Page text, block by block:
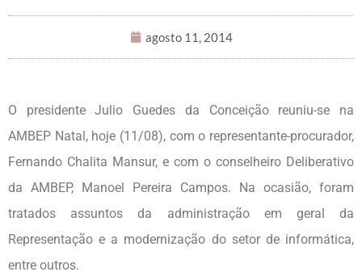
agosto 11, 2014
O presidente Julio Guedes da Conceição reuniu-se na
AMBEP Natal, hoje (11/08), com o representante-procurador,
Fernando Chalita Mansur, e com o conselheiro Deliberativo
da AMBEP, Manoel Pereira Campos. Na ocasião, foram
tratados assuntos da administração em geral da
Representação e a modernização do setor de informática,
entre outros.